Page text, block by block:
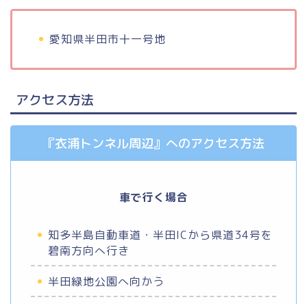
愛知県半田市十一号地
アクセス方法
『衣浦トンネル周辺』へのアクセス方法
車で行く場合
知多半島自動車道・半田ICから県道34号を
碧南方向へ行き
半田緑地公園へ向かう